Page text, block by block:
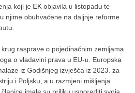
koji je EK objavila u listopadu te
njime obuhvaćene na daljnje reforme
rasprave o pojedinačnim zemljama
o vladavini prava u EU-u. Europska
iz Godišnjeg izvješća iz 2023. za
i Poljsku, a u razmjeni mišljenja
imale su priliku usporediti svoja